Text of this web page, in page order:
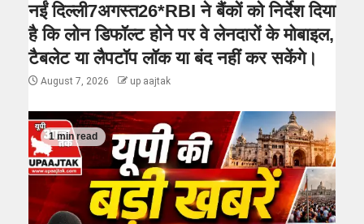
नईं दिल्ली7अगस्त26*RBI ने बैंकों को निर्देश दिया
है कि लोन डिफॉल्ट होने पर वे लेनदारों के मोबाइल,
टैबलेट या लैपटॉप लॉक या बंद नहीं कर सकेंगे।
August 7, 2026 up aajtak
1 min read